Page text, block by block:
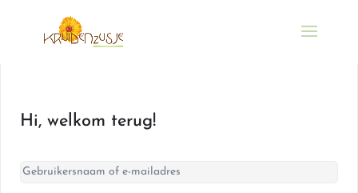
Hi, welkom terug!